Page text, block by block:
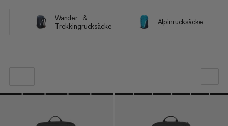
Wander- &
Trekkingrucksäcke
Alpinrucksäcke
UNSERE EMPFEHLUNG
NIEDRIGSTER PREIS